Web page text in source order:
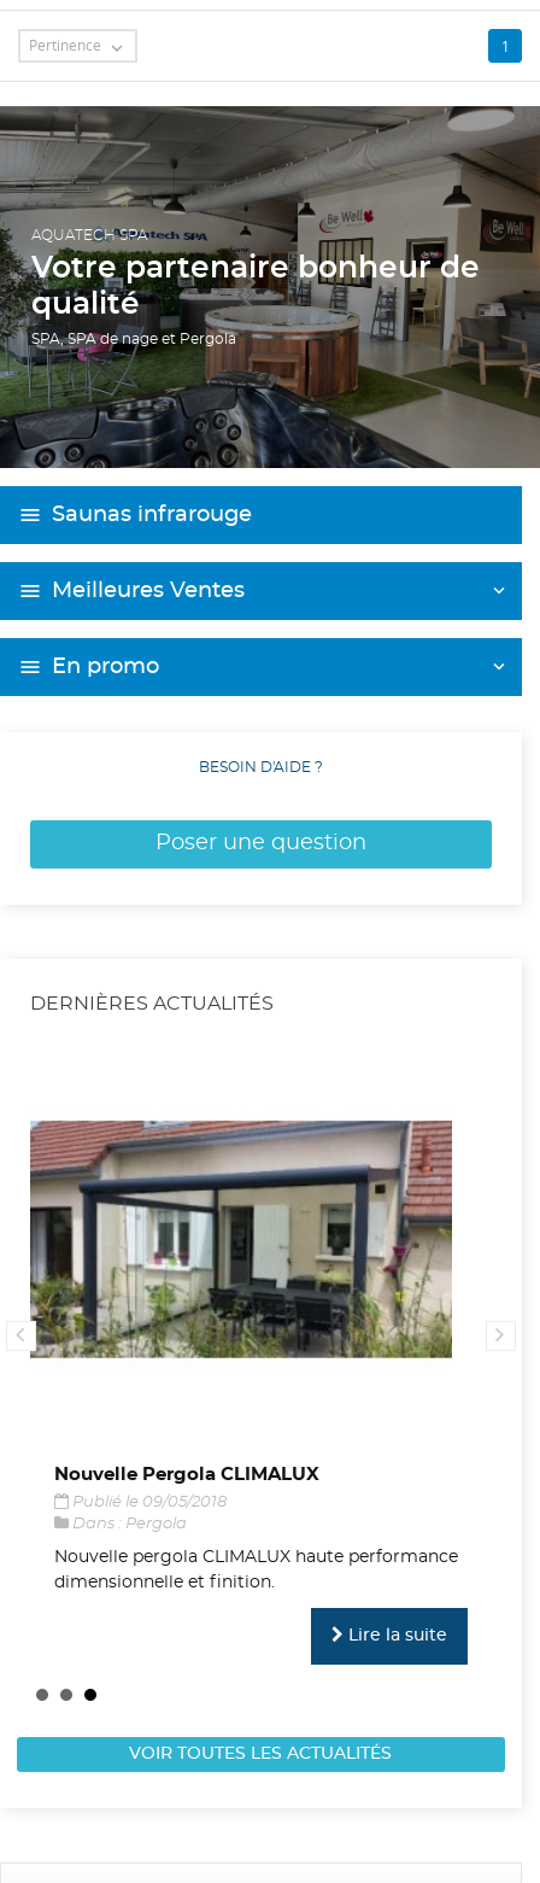
Saunas infrarouge
Meilleures Ventes
En promo
BESOIN D'AIDE ?
Poser une question
DERNIÈRES ACTUALITÉS
Nouvelle Pergola CLIMALUX
Publié le 09/05/2018
Dans : Pergola
Nouvelle pergola CLIMALUX haute performance
dimensionnelle et finition.
Lire la suite
VOIR TOUTES LES ACTUALITÉS
Pertinence  1
AQUATECH SPA
Votre partenaire bonheur de
qualité
SPA, SPA de nage et Pergola